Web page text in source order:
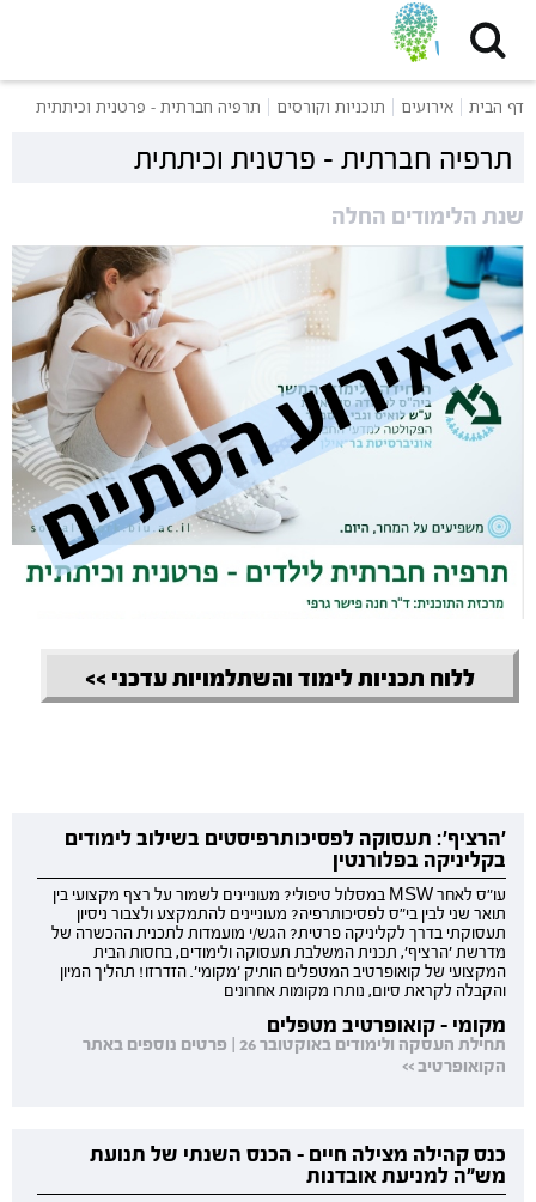
דף הבית אירועים תוכניות וקורסים תרפיה חברתית - פרטנית וכיתתית
תרפיה חברתית - פרטנית וכיתתית
שנת הלימודים החלה
ללוח תכניות לימוד והשתלמויות עדכני >>
'הרציף': תעסוקה לפסיכותרפיסטים בשילוב לימודים
בקליניקה בפלורנטין
עו"ס לאחר MSW במסלול טיפולי? מעוניינים לשמור על רצף מקצועי בין
תואר שני לבין בי"ס לפסיכותרפיה? מעוניינים להתמקצע ולצבור ניסיון
תעסוקתי בדרך לקליניקה פרטית? הגש/י מועמדות לתכנית ההכשרה של
מדרשת 'הרציף', תכנית המשלבת תעסוקה ולימודים, בחסות הבית
המקצועי של קואופרטיב המטפלים הותיק 'מקומי'. הזדרזו! תהליך המיון
והקבלה לקראת סיום, נותרו מקומות אחרונים
מקומי - קואופרטיב מטפלים
תחילת העסקה ולימודים באוקטובר 26 | פרטים נוספים באתר
הקואופרטיב >>
כנס קהילה מצילה חיים - הכנס השנתי של תנועת
מש"ה למניעת אובדנות